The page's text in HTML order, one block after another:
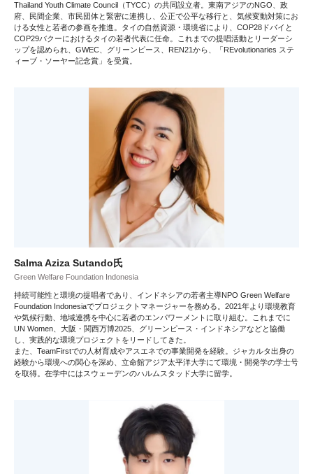
Thailand Youth Climate Council（TYCC）の共同設立者。東南アジアのNGO、政
府、民間企業、市民団体と緊密に連携し、公正で公平な移行と、気候変動対策にお
ける女性と若者の参画を推進。タイの自然資源・環境省により、COP28ドバイと
COP29バクーにおけるタイの若者代表に任命。これまでの提唱活動とリーダーシ
ップを認められ、GWEC、グリーンピース、REN21から、「REvolutionaries ステ
ィーブ・ソーヤー記念賞」を受賞。
Salma Aziza Sutando氏
Green Welfare Foundation Indonesia
持続可能性と環境の提唱者であり、インドネシアの若者主導NPO Green Welfare
Foundation Indonesiaでプロジェクトマネージャーを務める。2021年より環境教育
や気候行動、地域連携を中心に若者のエンパワーメントに取り組む。これまでに
UN Women、大阪・関西万博2025、グリーンピース・インドネシアなどと協働
し、実践的な環境プロジェクトをリードしてきた。
また、TeamFirstでの人材育成やアスエネでの事業開発を経験。ジャカルタ出身の
経験から環境への関心を深め、立命館アジア太平洋大学にて環境・開発学の学士号
を取得。在学中にはスウェーデンのハルムスタッド大学に留学。